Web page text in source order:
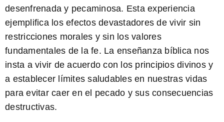
desenfrenada y pecaminosa. Esta experiencia
ejemplifica los efectos devastadores de vivir sin
restricciones morales y sin los valores
fundamentales de la fe. La enseñanza bíblica nos
insta a vivir de acuerdo con los principios divinos y
a establecer límites saludables en nuestras vidas
para evitar caer en el pecado y sus consecuencias
destructivas.